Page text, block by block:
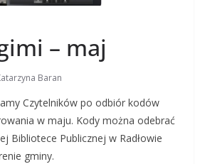
– maj
Baran
Czytelników po odbiór kodów
w maju. Kody można odebrać
Bibliotece Publicznej w Radłowie
gminy.